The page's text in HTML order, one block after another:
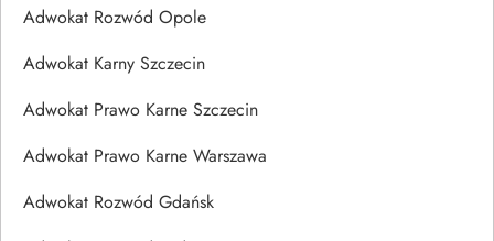
Adwokat Rozwód Opole
Adwokat Karny Szczecin
Adwokat Prawo Karne Szczecin
Adwokat Prawo Karne Warszawa
Adwokat Rozwód Gdańsk